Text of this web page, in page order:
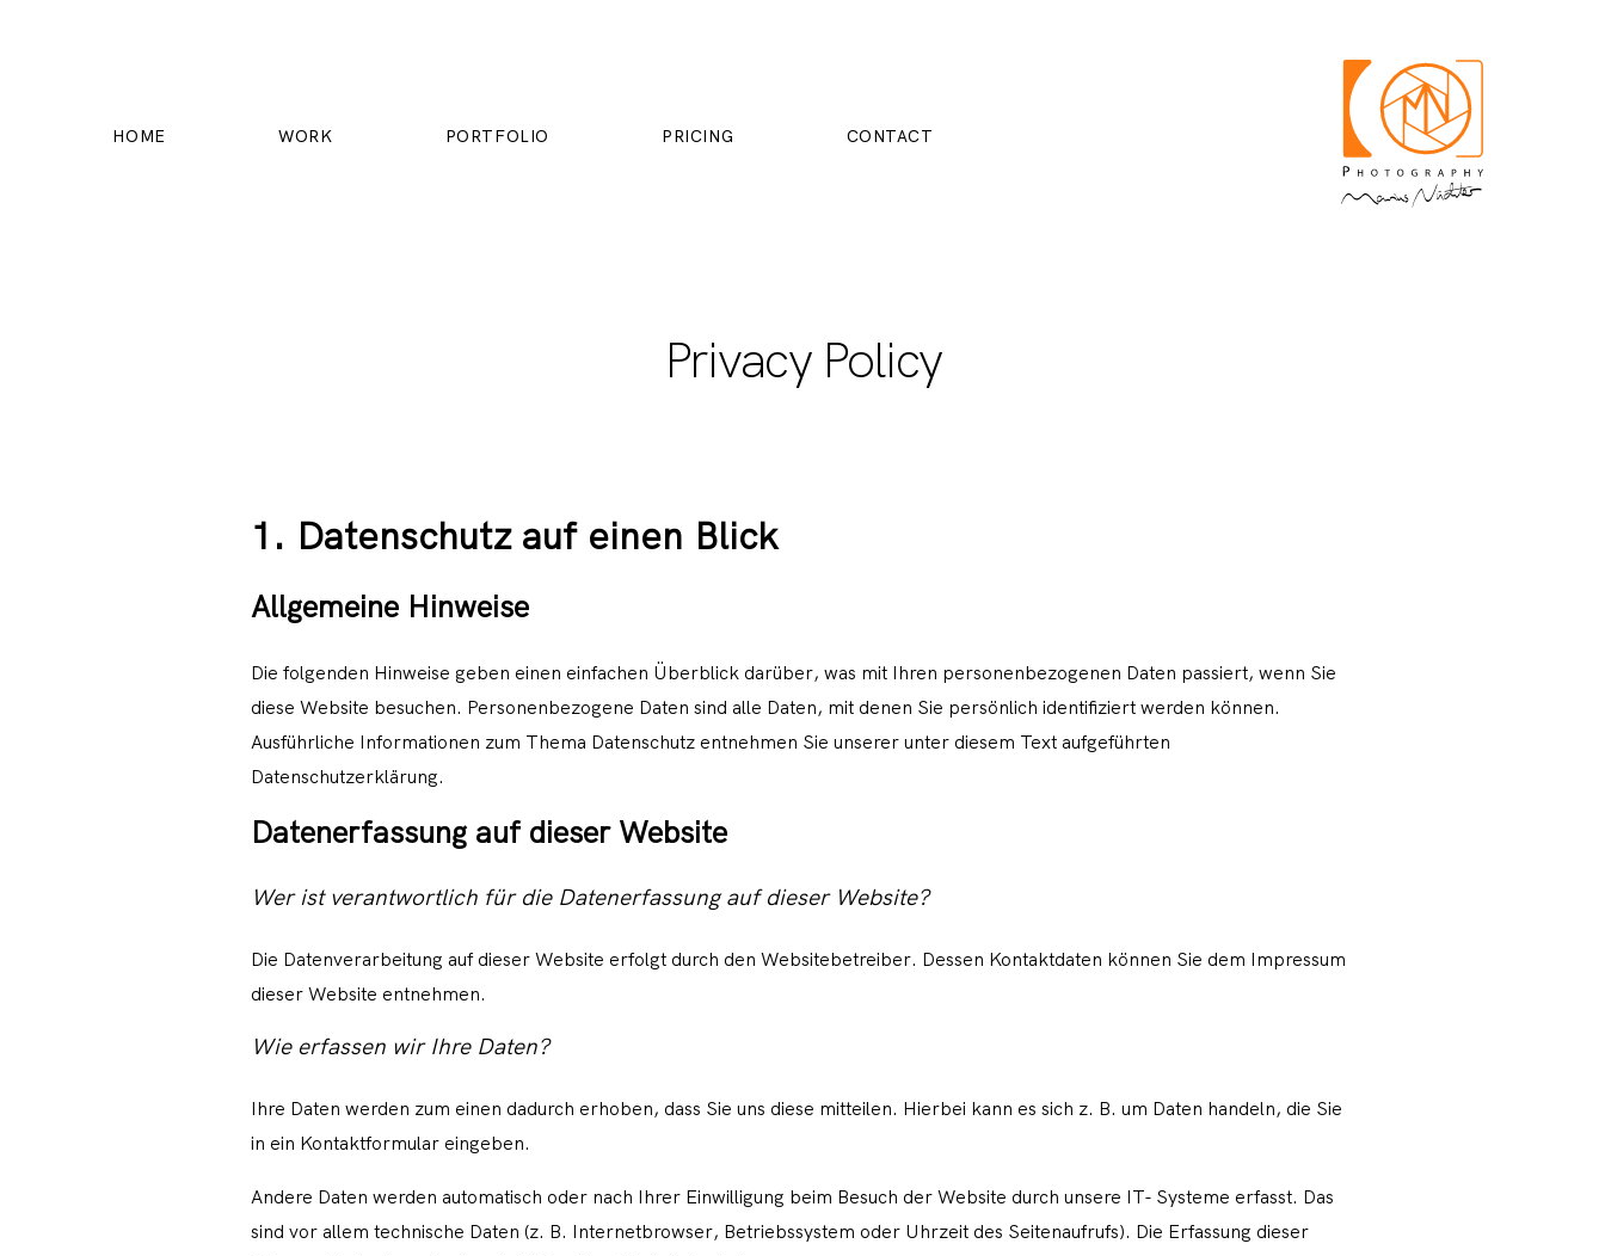
HOME WORK PORTFOLIO PRICING CONTACT
Privacy Policy
1. Datenschutz auf einen Blick
Allgemeine Hinweise
Die folgenden Hinweise geben einen einfachen Überblick darüber, was mit Ihren personenbezogenen Daten passiert, wenn Sie
diese Website besuchen. Personenbezogene Daten sind alle Daten, mit denen Sie persönlich identifiziert werden können.
Ausführliche Informationen zum Thema Datenschutz entnehmen Sie unserer unter diesem Text aufgeführten
Datenschutzerklärung.
Datenerfassung auf dieser Website
Wer ist verantwortlich für die Datenerfassung auf dieser Website?
Die Datenverarbeitung auf dieser Website erfolgt durch den Websitebetreiber. Dessen Kontaktdaten können Sie dem Impressum
dieser Website entnehmen.
Wie erfassen wir Ihre Daten?
Ihre Daten werden zum einen dadurch erhoben, dass Sie uns diese mitteilen. Hierbei kann es sich z. B. um Daten handeln, die Sie
in ein Kontaktformular eingeben.
Andere Daten werden automatisch oder nach Ihrer Einwilligung beim Besuch der Website durch unsere IT- Systeme erfasst. Das
sind vor allem technische Daten (z. B. Internetbrowser, Betriebssystem oder Uhrzeit des Seitenaufrufs). Die Erfassung dieser